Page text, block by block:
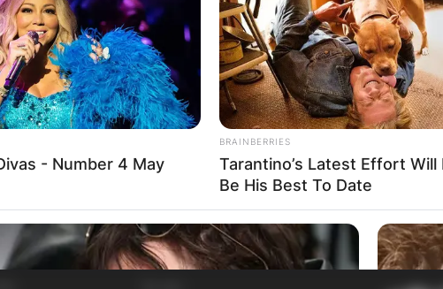
Во селото Враништа, струшко, постои црквата
Богородица“ која е во урнатини, а за неа
легенди и
Прочитај повеќе
СО НАС: ГЛАДИАТОР
- Number 4 May
BRAINBERRIES
Tarantino’s Latest Effort Will
Be His Best To Date